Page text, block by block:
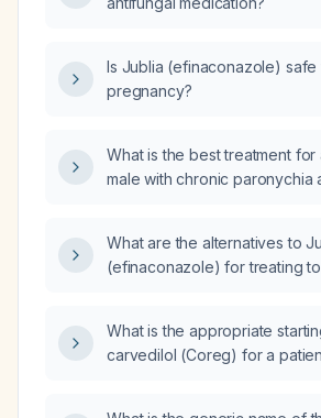
Is Jublia (efinaconazole)
pregnancy?
What is the best treatment
male with chronic paronychia
irregular treatment?
What are the alternatives to
(efinaconazole) for treating
What is the appropriate
carvedilol (Coreg) for a